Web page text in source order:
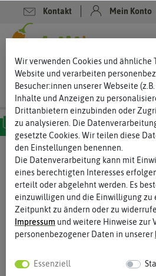
Kontakt Mein Konto
MILD SCHARF SEHR SCHARF
Wir verwenden Cookies und ähnliche
Website und verarbeiten
Besucher:innen unserer Webseite (z.B.
Inhalte und Anzeigen zu
Drittanbietern einzubinden oder
zu analysieren. Die
gesetzte Cookies. Wir teilen diese
den Einstellungen benennen.
Die Datenverarbeitung kann mit
eines berechtigten Interesses
erteilt oder abgelehnt werden. Es
einzuwilligen und die Einwilligung zu
Zeitpunkt zu ändern oder zu
Impressum und weitere Hinweise zur
personenbezogener Daten in unserer
Essenziell